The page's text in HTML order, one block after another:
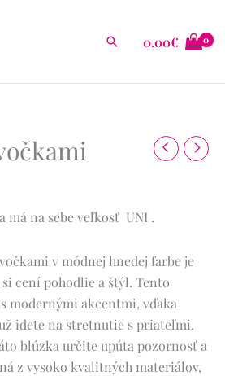
Hľadať0.00€
má na sebe veľkosť UNI .
v módnej hnedej farbe je
cení pohodlie a štýl. Tento
modernými akcentmi, vďaka
idete na stretnutie s priateľmi,
blúzka určite upúta pozornosť a
z vysoko kvalitných materiálov,